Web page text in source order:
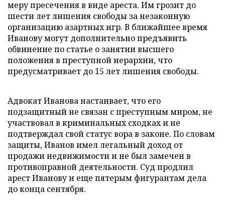
меру пресечения в виде ареста. Им грозит до
шести лет лишения свободы за незаконную
организацию азартных игр. В ближайшее время
Иванову могут дополнительно предъявить
обвинение по статье о занятии высшего
положения в преступной иерархии, что
предусматривает до 15 лет лишения свободы.
Адвокат Иванова настаивает, что его
подзащитный не связан с преступным миром, не
участвовал в криминальных сходках и не
подтверждал свой статус вора в законе. По словам
защиты, Иванов имел легальный доход от
продажи недвижимости и не был замечен в
противоправной деятельности. Суд продлил
арест Иванову и еще пятерым фигурантам дела
до конца сентября.